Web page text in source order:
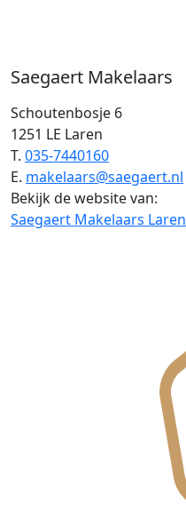
Saegaert Makelaars
Schoutenbosje 6
1251 LE Laren
T. 035-7440160
E. makelaars@saegaert.nl
Bekijk de website van:
Saegaert Makelaars Laren